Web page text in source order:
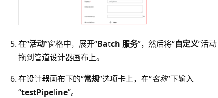
在“活动”窗格中，展开“Batch 服务”，然后将“自定义”活动
拖到管道设计器画布上。
在设计器画布下的“常规”选项卡上，在“名称”下输入
“testPipeline”。